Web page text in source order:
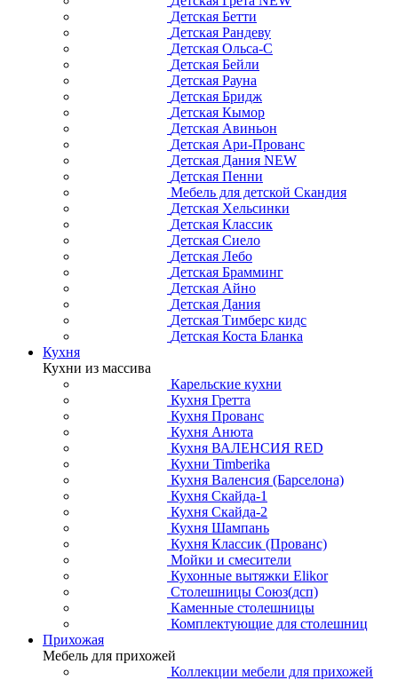
Детская Бетти
Детская Рандеву
Детская Ольса-С
Детская Бейли
Детская Рауна
Детская Бридж
Детская Кымор
Детская Авиньон
Детская Ари-Прованс
Детская Дания NEW
Детская Пенни
Мебель для детской Скандия
Детская Хельсинки
Детская Классик
Детская Сиело
Детская Лебо
Детская Брамминг
Детская Айно
Детская Дания
Детская Тимберс кидс
Детская Коста Бланка
Кухня
Кухни из массива
Карельские кухни
Кухня Гретта
Кухня Прованс
Кухня Анюта
Кухня ВАЛЕНСИЯ RED
Кухни Timberika
Кухня Валенсия (Барселона)
Кухня Скайда-1
Кухня Скайда-2
Кухня Шампань
Кухня Классик (Прованс)
Мойки и смесители
Кухонные вытяжки Elikor
Столешницы Союз(дсп)
Каменные столешницы
Комплектующие для столешниц
Прихожая
Мебель для прихожей
Коллекции мебели для прихожей